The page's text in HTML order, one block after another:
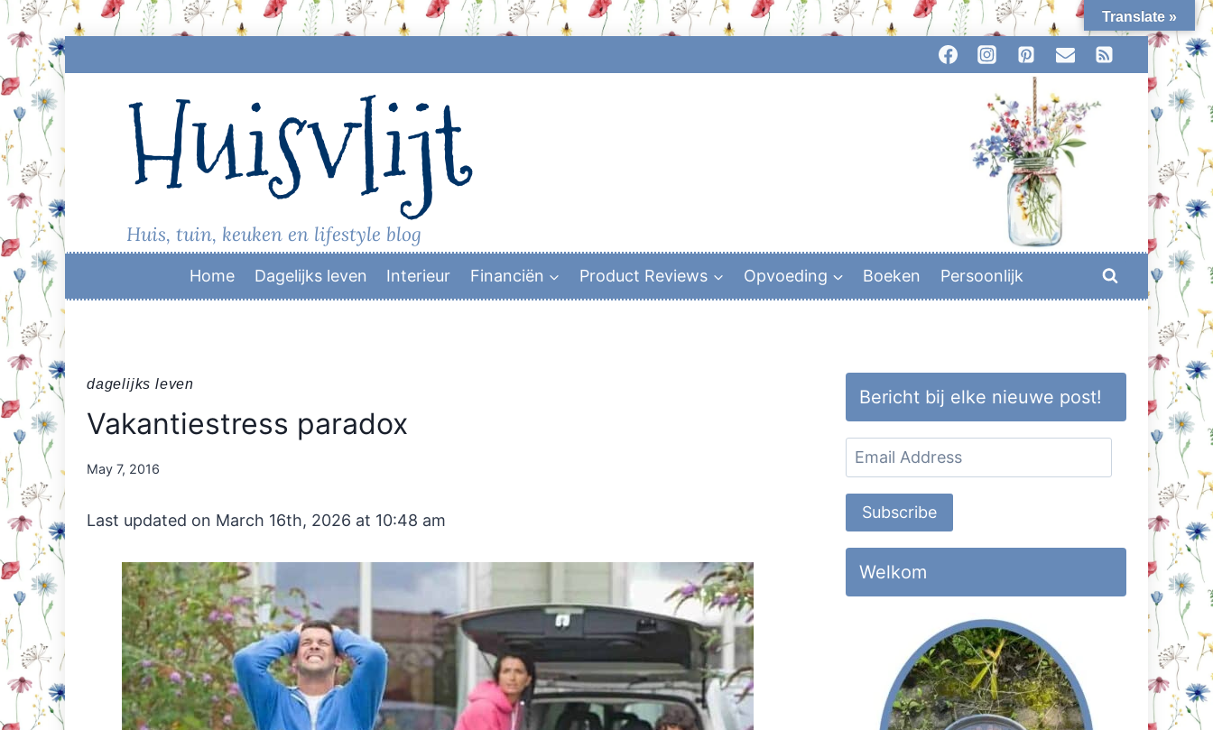
Skip
to
Huisvlijt
Huis, tuin, keuken en lifestyle blog
Home Dagelijks leven Interieur Financiën Product Reviews Opvoeding Boeken Persoonlijk
dagelijks leven
Vakantiestress paradox
By
May 7, 2016
Last updated on March 16th, 2026 at 10:48 am
Bericht bij elke nieuwe post!
Email
Address
Subscribe
Welkom
Translate »